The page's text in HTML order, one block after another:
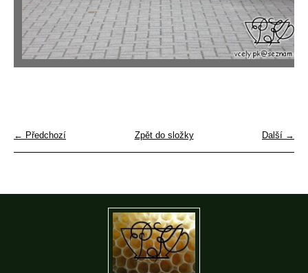
← Předchozí Další →
Zpět do složky